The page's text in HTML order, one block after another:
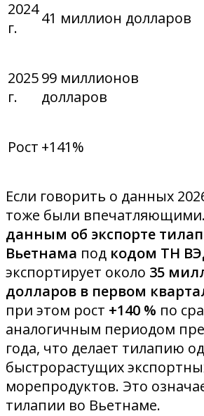
2024
г.
41 миллион долларов
2025
г.
99 миллионов
долларов
Рост +141%
Если говорить о данных
тоже были впечатляющими.
данным об экспорте
Вьетнама под кодом ТН
экспортирует около 35
долларов в первом
при этом рост +140 % по
аналогичным периодом
года, что делает тилапию
быстрорастущих
морепродуктов. Это
тилапии во Вьетнаме.